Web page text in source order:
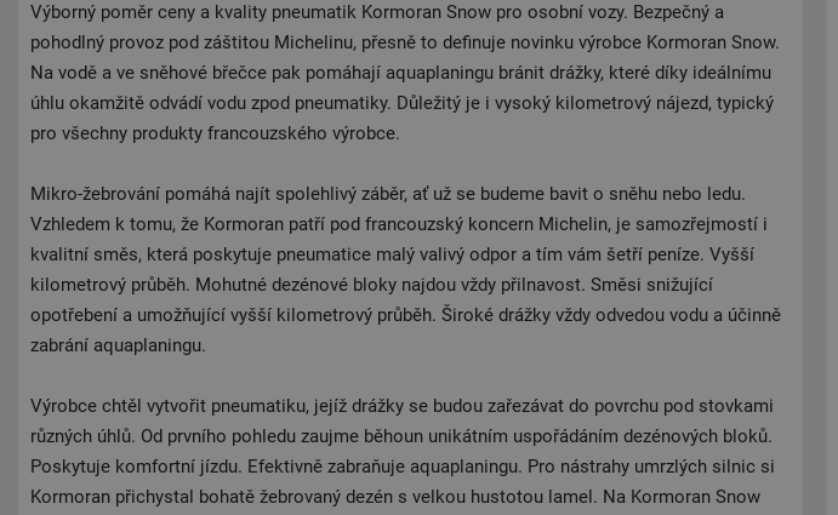
Výborný poměr ceny a kvality pneumatik Kormoran Snow pro osobní vozy. Bezpečný a
pohodlný provoz pod záštitou Michelinu, přesně to definuje novinku výrobce Kormoran Snow.
Na vodě a ve sněhové břečce pak pomáhají aquaplaningu bránit drážky, které díky ideálnímu
úhlu okamžitě odvádí vodu zpod pneumatiky. Důležitý je i vysoký kilometrový nájezd, typický
pro všechny produkty francouzského výrobce.
Mikro-žebrování pomáhá najít spolehlivý záběr, ať už se budeme bavit o sněhu nebo ledu.
Vzhledem k tomu, že Kormoran patří pod francouzský koncern Michelin, je samozřejmostí i
kvalitní směs, která poskytuje pneumatice malý valivý odpor a tím vám šetří peníze. Vyšší
kilometrový průběh. Mohutné dezénové bloky najdou vždy přilnavost. Směsi snižující
opotřebení a umožňující vyšší kilometrový průběh. Široké drážky vždy odvedou vodu a účinně
zabrání aquaplaningu.
Výrobce chtěl vytvořit pneumatiku, jejíž drážky se budou zařezávat do povrchu pod stovkami
různých úhlů. Od prvního pohledu zaujme běhoun unikátním uspořádáním dezénových bloků.
Poskytuje komfortní jízdu. Efektivně zabraňuje aquaplaningu. Pro nástrahy umrzlých silnic si
Kormoran přichystal bohatě žebrovaný dezén s velkou hustotou lamel. Na Kormoran Snow